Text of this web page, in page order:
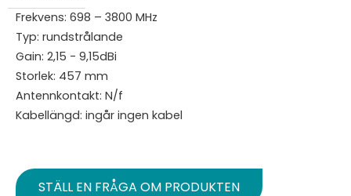
Frekvens: 698 – 3800 MHz
Typ: rundstrålande
Gain: 2,15 - 9,15dBi
Storlek: 457 mm
Antennkontakt: N/f
Kabellängd: ingår ingen kabel
STÄLL EN FRÅGA OM PRODUKTEN